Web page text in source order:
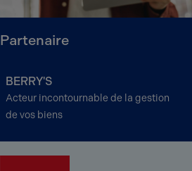
Partenaire
BERRY'S
Acteur incontournable de la gestion
de vos biens